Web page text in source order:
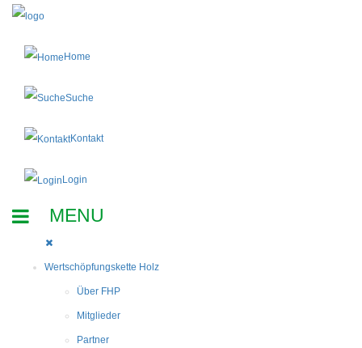
Home
Suche
Kontakt
Login
Wertschöpfungskette Holz
Über FHP
Mitglieder
Partner